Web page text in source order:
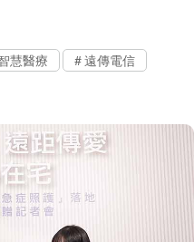
慧醫療
遠傳電信